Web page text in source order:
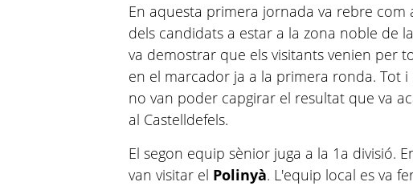
En aquesta primera jornada va rebre com
dels candidats a estar a la zona noble de
va demostrar que els visitants venien per
en el marcador ja a la primera ronda. Tot
no van poder capgirar el resultat que va
al Castelldefels.
El segon equip sènior juga a la 1a divisió.
van visitar el Polinyà. L'equip local es va